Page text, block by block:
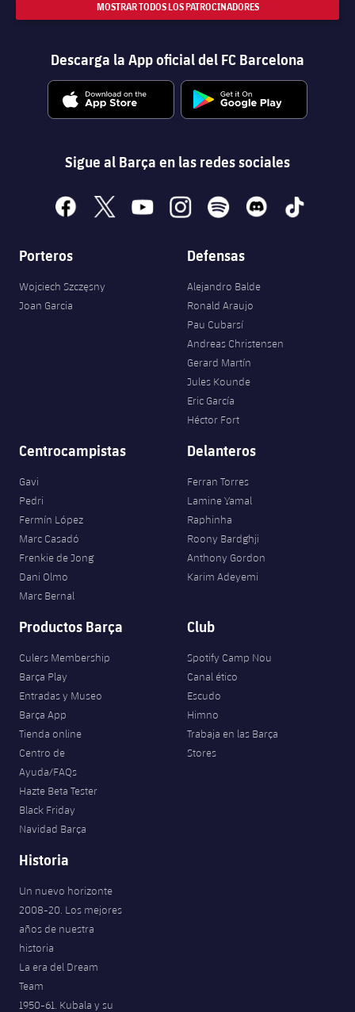
MOSTRAR TODOS LOS PATROCINADORES
Descarga la App oficial del FC Barcelona
Sigue al Barça en las redes sociales
facebook
x youtubeinstagramspotify discord tiktok
Porteros
Wojciech Szczęsny
Joan Garcia
Defensas
Alejandro Balde
Ronald Araujo
Pau Cubarsí
Andreas Christensen
Gerard Martín
Jules Kounde
Eric García
Héctor Fort
Centrocampistas
Gavi
Pedri
Fermín López
Marc Casadó
Frenkie de Jong
Dani Olmo
Marc Bernal
Delanteros
Ferran Torres
Lamine Yamal
Raphinha
Roony Bardghji
Anthony Gordon
Karim Adeyemi
Productos Barça
Culers Membership
Barça Play
Entradas y Museo
Barça App
Tienda online
Centro de
Ayuda/FAQs
Hazte Beta Tester
Black Friday
Navidad Barça
Club
Spotify Camp Nou
Canal ético
Escudo
Himno
Trabaja en las Barça
Stores
Historia
Un nuevo horizonte
2008-20. Los mejores
años de nuestra
historia
La era del Dream
Team
1950-61. Kubala y su